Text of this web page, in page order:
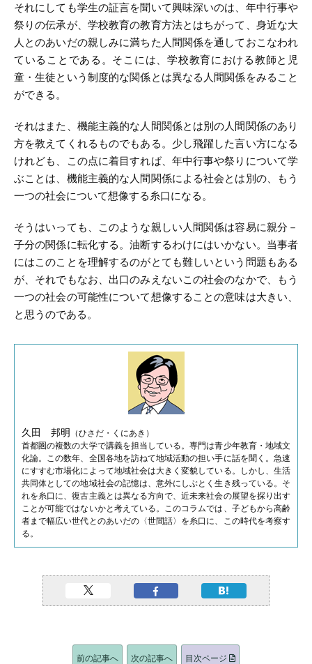
それにしても学生の証言を聞いて興味深いのは、年中行事や
祭りの伝承が、学校教育の教育方法とはちがって、身近な大
人とのあいだの親しみに満ちた人間関係を通しておこなわれ
ていることである。そこには、学校教育における教師と児
童・生徒という制度的な関係とは異なる人間関係をみること
ができる。
それはまた、機能主義的な人間関係とは別の人間関係のあり
方を教えてくれるものでもある。少し飛躍した言い方になる
けれども、この点に着目すれば、年中行事や祭りについて学
ぶことは、機能主義的な人間関係による社会とは別の、もう
一つの社会について想像する糸口になる。
そうはいっても、このような親しい人間関係は容易に親分－
子分の関係に転化する。油断するわけにはいかない。当事者
にはこのことを理解するのがとても難しいという問題もある
が、それでもなお、出口のみえないこの社会のなかで、もう
一つの社会の可能性について想像することの意味は大きい、
と思うのである。
久田 邦明 （ひさだ・くにあき）
首都圏の複数の大学で講義を担当している。専門は青少年教育・地域文
化論。この数年、全国各地を訪ねて地域活動の担い手に話を聞く。急速
にすすむ市場化によって地域社会は大きく変貌している。しかし、生活
共同体としての地域社会の記憶は、意外にしぶとく生き残っている。そ
れを糸口に、復古主義とは異なる方向で、近未来社会の展望を探り出す
ことが可能ではないかと考えている。このコラムでは、子どもから高齢
者まで幅広い世代とのあいだの〈世間話〉を糸口に、この時代を考察す
る。
前の記事へ 次の記事へ 目次ページ